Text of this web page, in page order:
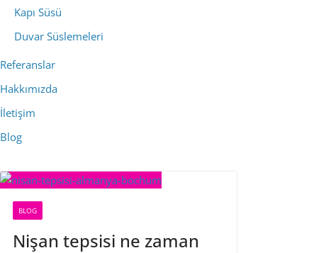
Kapı Süsü
Duvar Süslemeleri
Referanslar
Hakkımızda
İletişim
Blog
BLOG
Nişan tepsisi ne zaman